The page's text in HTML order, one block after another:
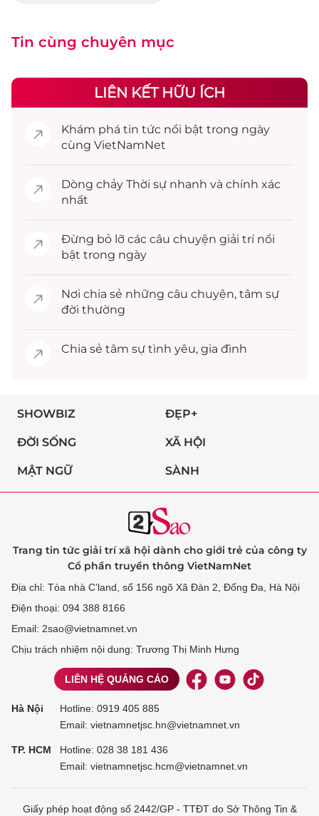
Tin cùng chuyên mục
LIÊN KẾT HỮU ÍCH
Khám phá tin tức nổi bật trong ngày
cùng VietNamNet
Dòng chảy Thời sự nhanh và chính xác
nhất
Đừng bỏ lỡ các câu chuyện giải trínổi
bật trong ngày
Nơi chia sẻ những câu chuyện, tâm sự
đời thường
Chia sẻ tâm sự tình yêu, gia đình
SHOWBIZ ĐẸP+
ĐỜI SỐNG XÃ HỘI
MẬT NGỮ SÀNH
Trang tin tức giải trí xã hội dành cho giới trẻ của công ty
Cổ phần truyền thông VietNamNet
Địa chỉ: Tòa nhà C’land, số 156 ngõ Xã Đàn 2, Đống Đa, Hà Nội
Điện thoại: 094 388 8166
Email: 2sao@vietnamnet.vn
Chịu trách nhiệm nội dung: Trương Thị Minh Hưng
LIÊN HỆ QUẢNG CÁO
Hà Nội Hotline: 0919 405 885
Email: vietnamnetjsc.hn@vietnamnet.vn
TP. HCM Hotline: 028 38 181 436
Email: vietnamnetjsc.hcm@vietnamnet.vn
Giấy phép hoạt động số 2442/GP - TTĐT do Sở Thông Tin &